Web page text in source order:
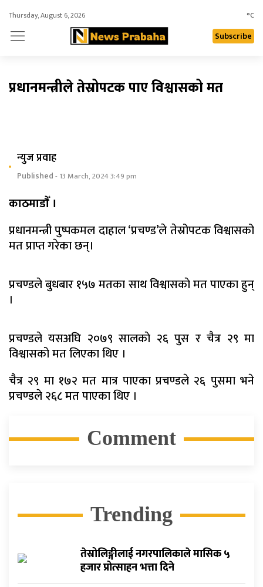
Thursday, August 6, 2026 °C
Subscribe
प्रधानमन्त्रीले तेस्रोपटक पाए विश्वासको मत
न्युज प्रवाह
Published- 13 March, 2024 3:49 pm
काठमाडाैँ ।
प्रधानमन्त्री पुष्पकमल दाहाल ‘प्रचण्ड’ले तेस्रोपटक विश्वासको
मत प्राप्त गरेका छन्।
प्रचण्डले बुधबार १५७ मतका साथ विश्वासकाे मत पाएका हुन्
।
प्रचण्डले यसअघि २०७९ सालकाे २६ पुस र चैत्र २९ मा
विश्वासको मत लिएका थिए ।
चैत्र २९ मा १७२ मत मात्र पाएका प्रचण्डले २६ पुसमा भने
प्रचण्डले २६८ मत पाएका थिए ।
Comment
Trending
तेस्रोलिङ्गीलाई नगरपालिकाले मासिक ५
हजार प्रोत्साहन भत्ता दिने